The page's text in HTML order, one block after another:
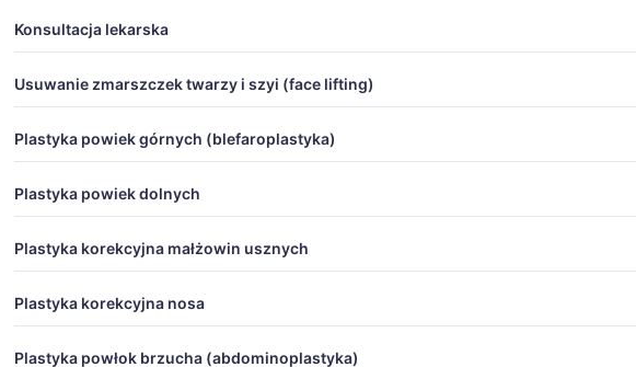
Konsultacja lekarska
Usuwanie zmarszczek twarzy i szyi (face lifting)
Plastyka powiek górnych (blefaroplastyka)
Plastyka powiek dolnych
Plastyka korekcyjna małżowin usznych
Plastyka korekcyjna nosa
Plastyka powłok brzucha (abdominoplastyka)